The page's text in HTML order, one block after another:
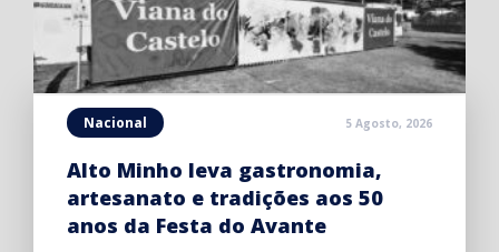
Nacional 5 Agosto, 2026
Alto Minho leva gastronomia,
artesanato e tradições aos 50
anos da Festa do Avante